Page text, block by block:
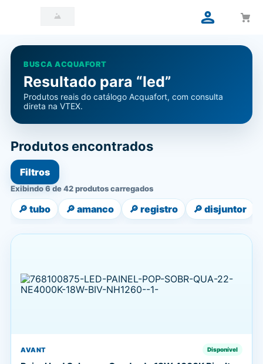
BUSCA ACQUAFORT
Resultado para “led”
Produtos reais do catálogo Acquafort, com consulta
direta na VTEX.
Produtos encontrados
Filtros
Exibindo 6 de 42 produtos carregados
🔎 tubo 🔎 amanco 🔎 registro 🔎 disjuntor
AVANT Disponível